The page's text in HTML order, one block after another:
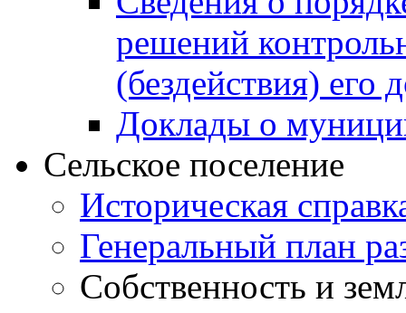
решений
(бездействия)
Доклады о
Сельское поселение
Историческая
Генеральный план
Собственность и